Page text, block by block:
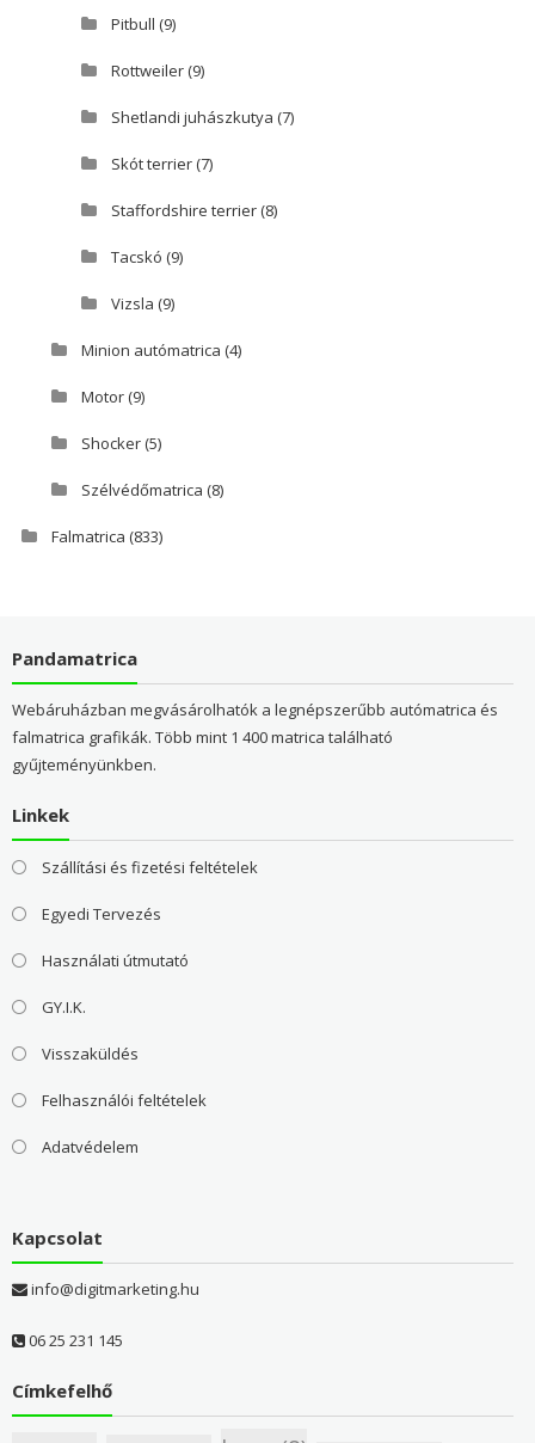
Pitbull (9)
Rottweiler(9)
Shetlandi juhászkutya (7)
Skót terrier(7)
Staffordshire terrier(8)
Tacskó (9)
Vizsla (9)
Minion autómatrica (4)
Motor(9)
Shocker(5)
Szélvédőmatrica (8)
Falmatrica (833)
Pandamatrica
Webáruházban megvásárolhatók a legnépszerűbb autómatrica és
falmatrica grafikák. Több mint 1 400 matrica található
gyűjteményünkben.
Linkek
Szállítási és fizetési feltételek
Egyedi Tervezés
Használati útmutató
GY.I.K.
Visszaküldés
Felhasználói feltételek
Adatvédelem
Kapcsolat
info@digitmarketing.hu
06 25 231 145
Címkefelhő